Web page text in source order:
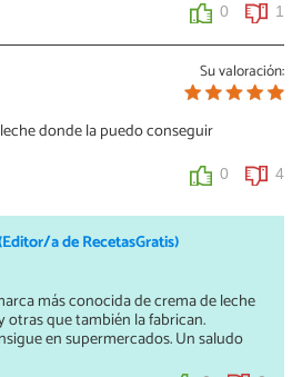
0 1
Su valoración:
donde la puedo conseguir
0 4
a de RecetasGratis)
más conocida de crema de leche
otras que también la fabrican.
en supermercados. Un saludo